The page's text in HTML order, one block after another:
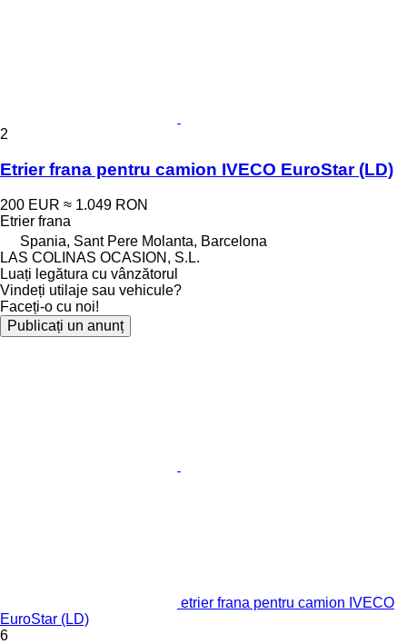
2
Etrier frana pentru camion IVECO EuroStar (LD)
200 EUR ≈ 1.049 RON
Etrier frana
Spania, Sant Pere Molanta, Barcelona
LAS COLINAS OCASION, S.L.
Luați legătura cu vânzătorul
Vindeți utilaje sau vehicule?
Faceți-o cu noi!
Publicați un anunț
etrier frana pentru camion IVECO
EuroStar (LD)
6